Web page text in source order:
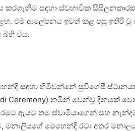
කර­ගැ­නීම සඳහා ස්වභා­වික
එම ආලේ­ප­නය ඉවත් කළ පසු ඉතිරි වූ
බිහි විය.
සඳහා හිමි­වන්නේ සුවි­ශේෂී
Ceremony) නමින් වෙන්වූ දින­යක්
ඇයට තම ස්වාමි­යා­ගෙන් සහ
මෙහෙන්දි රටා අතර